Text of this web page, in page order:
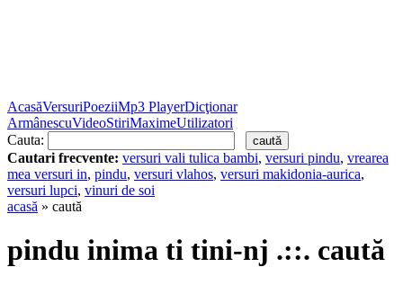
AcasăVersuriPoeziiMp3 PlayerDicţionar
ArmânescuVideoStiriMaximeUtilizatori
Cauta:
Cautari frecvente: versuri vali tulica bambi, versuri pindu, vrearea
mea versuri in, pindu, versuri vlahos, versuri makidonia-aurica,
versuri lupci, vinuri de soi
acasă » caută
pindu inima ti tini-nj .::. caută